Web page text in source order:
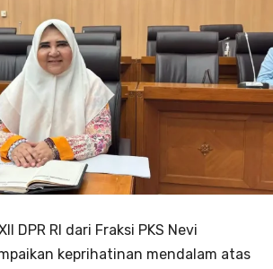
DPR RI dari Fraksi PKS Nevi
keprihatinan mendalam atas